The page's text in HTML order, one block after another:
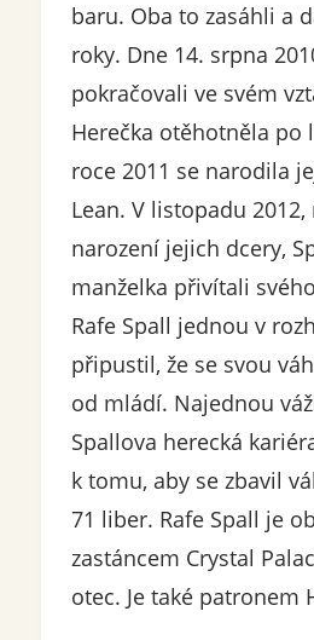
baru. Oba to zasáhli a
roky. Dne 14. srpna
pokračovali ve svém
Herečka otěhotněla po
roce 2011 se narodila
Lean. V listopadu 2012,
narození jejich dcery,
manželka přivítali
Rafe Spall jednou v
připustil, že se svou
od mládí. Najednou
Spallova herecká
k tomu, aby se zbavil
71 liber. Rafe Spall je
zastáncem Crystal
otec. Je také patronem